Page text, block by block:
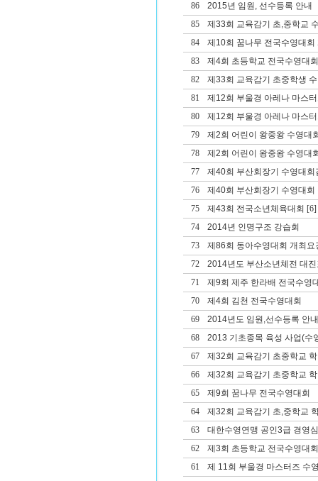
86
2015년 임원, 선수등록 안내
85
제33회 교육감기 초,중학교
84
제10회 꿈나무 전국수영대회
83
제4회 초등학교 전국수영대
82
제33회 교육감기 초중학생
81
제12회 부울경 아레나 마스
80
제12회 부울경 아레나 마스
79
제2회 어린이 왕중왕 수영대
78
제2회 어린이 왕중왕 수영대
77
제40회 부산회장기 수영대
76
제40회 부산회장기 수영대
75
제43회 전국소년체육대회 [6]
74
2014년 인명구조 강습회
73
제86회 동아수영대회 개최요
72
2014년도 부산소년체전 대
71
제9회 제주 한라배 전국수영
70
제4회 김천 전국수영대회
69
2014년도 임원,선수등록 안내
68
2013 기초종목 육성 사업(수
67
제32회 교육감기 초중학교
66
제32회 교육감기 초중학교
65
제9회 꿈나무 전국수영대회
64
제32회 교육감기 초,중학교
63
대한수영연맹 공인3급 경영
62
제3회 초등학교 전국수영대회
61
제 11회 부울경 마스터즈 수